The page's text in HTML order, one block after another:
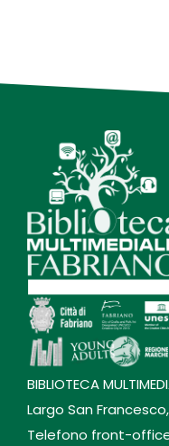
BIBLIOTECA
Largo San
Telefono front-